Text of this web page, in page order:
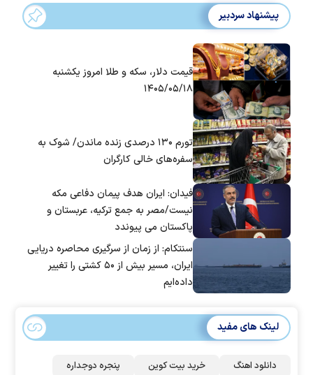
پیشنهاد سردبیر
قیمت دلار، سکه و طلا امروز یکشنبه
۱۴۰۵/۰۵/۱۸
تورم ۱۳۰ درصدی زنده ماندن/ شوک به
سفره‌های خالی کارگران
فیدان: ایران هدف پیمان دفاعی مکه
نیست/مصر به جمع ترکیه، عربستان و
پاکستان می پیوندد
سنتکام: از زمان از سرگیری محاصره دریایی
ایران، مسیر بیش از ۵۰ کشتی را تغییر
داده‌ایم
لینک های مفید
دانلود اهنگ خرید بیت کوین پنجره دوجداره